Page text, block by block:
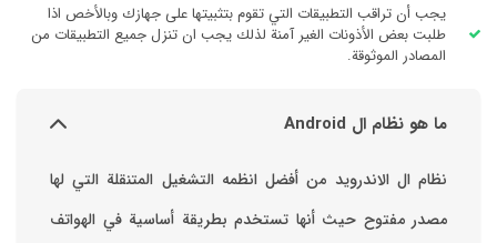
يجب أن تراقب التطبيقات التي تقوم بتثبيتها على جهازك وبالأخص اذا
طلبت بعض الأذونات الغير آمنة لذلك يجب ان تنزل جميع التطبيقات من
المصادر الموثوقة.
ما هو نظام ال Android
نظام ال الاندرويد من أفضل انظمه التشغيل المتنقلة التي لها
مصدر مفتوح حيث أنها تستخدم بطريقة أساسية في الهواتف